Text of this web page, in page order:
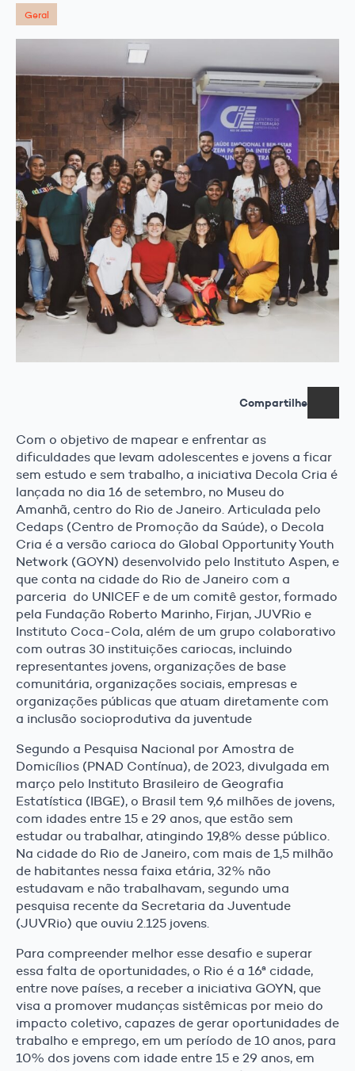
Geral
Compartilhe
Com o objetivo de mapear e enfrentar as
dificuldades que levam adolescentes e jovens a ficar
sem estudo e sem trabalho, a iniciativa Decola Cria é
lançada no dia 16 de setembro, no Museu do
Amanhã, centro do Rio de Janeiro. Articulada pelo
Cedaps (Centro de Promoção da Saúde), o Decola
Cria é a versão carioca do Global Opportunity Youth
Network (GOYN) desenvolvido pelo Instituto Aspen, e
que conta na cidade do Rio de Janeiro com a
parceria do UNICEF e de um comitê gestor, formado
pela Fundação Roberto Marinho, Firjan, JUVRio e
Instituto Coca-Cola, além de um grupo colaborativo
com outras 30 instituições cariocas, incluindo
representantes jovens, organizações de base
comunitária, organizações sociais, empresas e
organizações públicas que atuam diretamente com
a inclusão socioprodutiva da juventude
Segundo a Pesquisa Nacional por Amostra de
Domicílios (PNAD Contínua), de 2023, divulgada em
março pelo Instituto Brasileiro de Geografia
Estatística (IBGE), o Brasil tem 9,6 milhões de jovens,
com idades entre 15 e 29 anos, que estão sem
estudar ou trabalhar, atingindo 19,8% desse público.
Na cidade do Rio de Janeiro, com mais de 1,5 milhão
de habitantes nessa faixa etária, 32% não
estudavam e não trabalhavam, segundo uma
pesquisa recente da Secretaria da Juventude
(JUVRio) que ouviu 2.125 jovens.
Para compreender melhor esse desafio e superar
essa falta de oportunidades, o Rio é a 16ª cidade,
entre nove países, a receber a iniciativa GOYN, que
visa a promover mudanças sistêmicas por meio do
impacto coletivo, capazes de gerar oportunidades de
trabalho e emprego, em um período de 10 anos, para
10% dos jovens com idade entre 15 e 29 anos, em